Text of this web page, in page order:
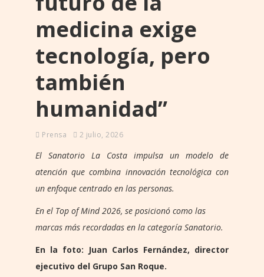
medicina exige
tecnología, pero
también
humanidad”
Prensa 2 julio, 2026
El Sanatorio La Costa impulsa un modelo de
atención que combina innovación tecnológica con
un enfoque centrado en las personas.
En el Top of Mind 2026, se posicionó como las
marcas más recordadas en la categoría Sanatorio.
En la foto: Juan Carlos Fernández, director
ejecutivo del Grupo San Roque.